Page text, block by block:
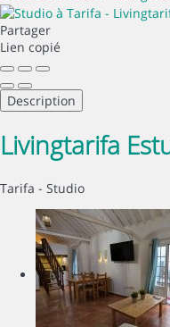
Partager
Lien copié
Description
Livingtarifa
Tarifa - Studio